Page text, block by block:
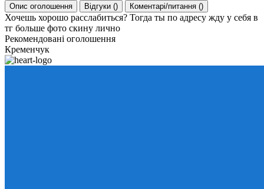
Опис оголошення Відгуки () Коментарі/питання ()
Хочешь хорошо расслабиться? Тогда ты по адресу жду у себя в
тг больше фото скину лично
Рекомендовані оголошення
Кременчук